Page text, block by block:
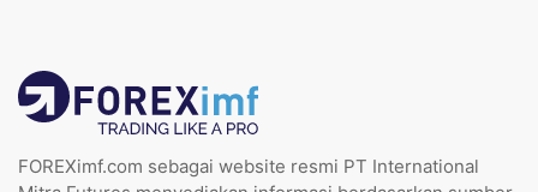
FOREXimf.com sebagai website resmi PT International